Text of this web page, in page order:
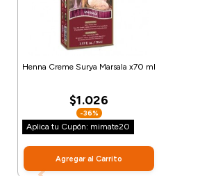
Henna Creme Surya Marsala x70 ml
$1.026
-36%
Aplica tu Cupón: mimate20
Agregar al Carrito